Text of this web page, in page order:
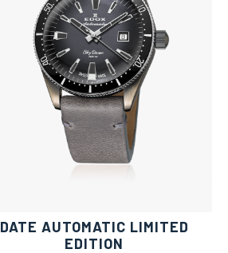
DATE AUTOMATIC LIMITED
EDITION